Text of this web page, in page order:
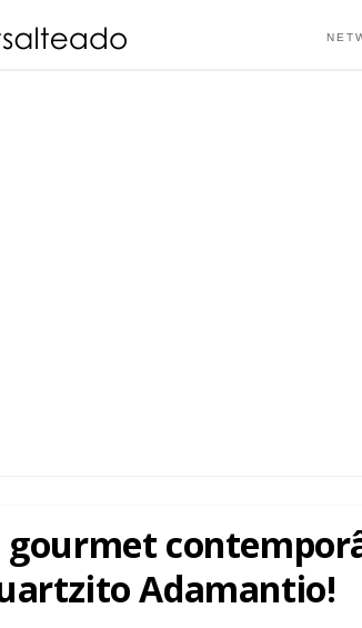
gourmet
Adamantio!